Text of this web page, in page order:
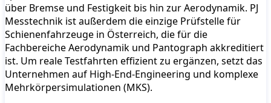
über Bremse und Festigkeit bis hin zur Aerodynamik. PJ
Messtechnik ist außerdem die einzige Prüfstelle für
Schienenfahrzeuge in Österreich, die für die
Fachbereiche Aerodynamik und Pantograph akkreditiert
ist. Um reale Testfahrten effizient zu ergänzen, setzt das
Unternehmen auf High-End-Engineering und komplexe
Mehrkörpersimulationen (MKS).